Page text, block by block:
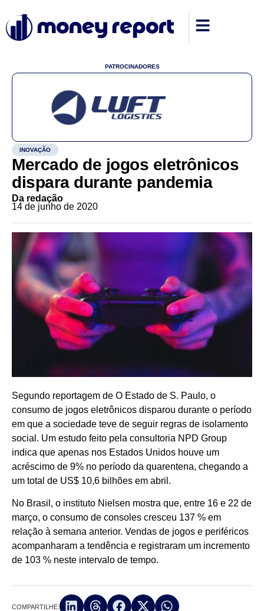
PATROCINADORES
INOVAÇÃO
Mercado de jogos eletrônicos
dispara durante pandemia
Da redação
14 de junho de 2020
Segundo reportagem de O Estado de S. Paulo, o
consumo de jogos eletrônicos disparou durante o período
em que a sociedade teve de seguir regras de isolamento
social. Um estudo feito pela consultoria NPD Group
indica que apenas nos Estados Unidos houve um
acréscimo de 9% no período da quarentena, chegando a
um total de US$ 10,6 bilhões em abril.
No Brasil, o instituto Nielsen mostra que, entre 16 e 22 de
março, o consumo de consoles cresceu 137 % em
relação à semana anterior. Vendas de jogos e periféricos
acompanharam a tendência e registraram um incremento
de 103 % neste intervalo de tempo.
COMPARTILHE: